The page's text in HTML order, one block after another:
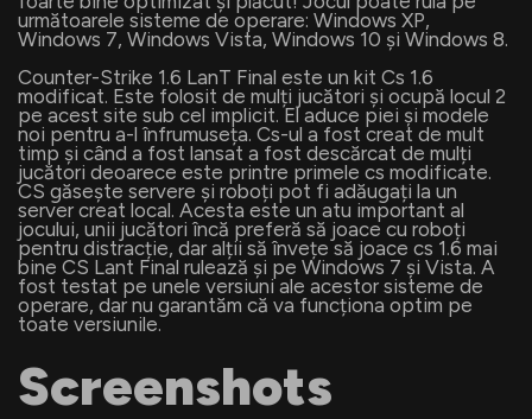
următoarele sisteme de operare: Windows XP,
Windows 7, Windows Vista, Windows 10 și Windows 8.
Counter-Strike 1.6 LanT Final este un kit Cs 1.6
modificat. Este folosit de mulți jucători și ocupă locul 2
pe acest site sub cel implicit. El aduce piei și modele
noi pentru a-l înfrumuseța. Cs-ul a fost creat de mult
timp și când a fost lansat a fost descărcat de mulți
jucători deoarece este printre primele cs modificate.
CS găsește servere și roboți pot fi adăugați la un
server creat local. Acesta este un atu important al
jocului, unii jucători încă preferă să joace cu roboți
pentru distracție, dar alții să învețe să joace cs 1.6 mai
bine CS Lant Final rulează și pe Windows 7 și Vista. A
fost testat pe unele versiuni ale acestor sisteme de
operare, dar nu garantăm că va funcționa optim pe
toate versiunile.
Screenshots